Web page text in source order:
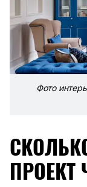
Фото
ПРОЕКТ